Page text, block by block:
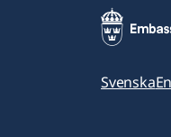
Svenska